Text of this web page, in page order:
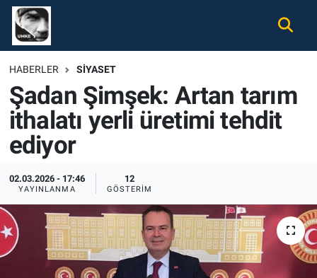
HABERLER SIYASET
Şadan Şimşek: Artan tarım
ithalatı yerli üretimi tehdit
ediyor
02.03.2026 - 17:46
YAYINLANMA
12
GÖSTERIM
Gündem
Ekonomi
Spor
Magazin
Tüm Haberler
İletişim
Künye
Nöbetçi Eczaneler
Hava Durumu
Namaz Vakitleri
Trafik Durumu
Süper Lig Puan Durumu ve Fikstür
Tüm Manşetler
Son Dakika Haberleri